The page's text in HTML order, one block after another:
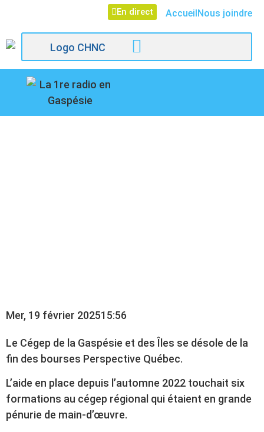
En direct AccueilNous joindre
Mer, 19 février 202515:56
Le Cégep de la Gaspésie et des Îles se désole de la
fin des bourses Perspective Québec.
L’aide en place depuis l’automne 2022 touchait six
formations au cégep régional qui étaient en grande
pénurie de main-d’œuvre.